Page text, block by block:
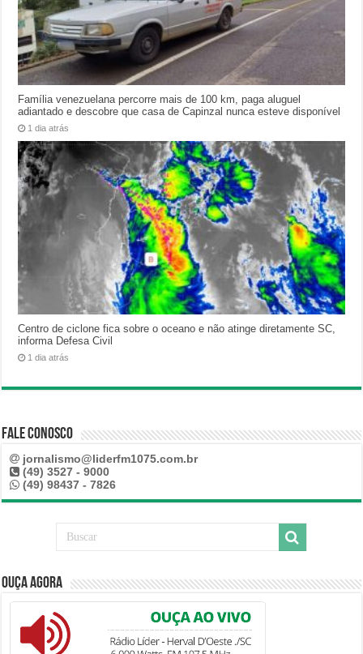
Família venezuelana percorre mais de 100 km, paga aluguel
adiantado e descobre que casa de Capinzal nunca esteve disponível
1 dia atrás
Centro de ciclone fica sobre o oceano e não atinge diretamente SC,
informa Defesa Civil
1 dia atrás
Fale Conosco
jornalismo@liderfm1075.com.br
(49) 3527 - 9000
(49) 98437 - 7826
Ouça Agora